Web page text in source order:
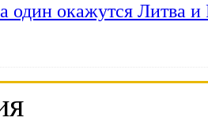
один окажутся Литва